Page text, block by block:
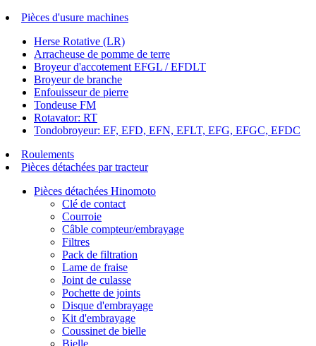
Pièces d'usure machines
Herse Rotative (LR)
Arracheuse de pomme de terre
Broyeur d'accotement EFGL / EFDLT
Broyeur de branche
Enfouisseur de pierre
Tondeuse FM
Rotavator: RT
Tondobroyeur: EF, EFD, EFN, EFLT, EFG, EFGC, EFDC
Roulements
Pièces détachées par tracteur
Pièces détachées Hinomoto
Clé de contact
Courroie
Câble compteur/embrayage
Filtres
Pack de filtration
Lame de fraise
Joint de culasse
Pochette de joints
Disque d'embrayage
Kit d'embrayage
Coussinet de bielle
Bielle